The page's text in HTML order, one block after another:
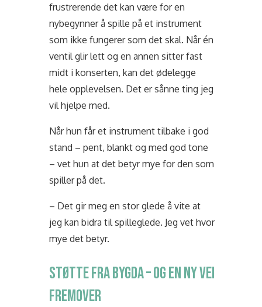
frustrerende det kan være for en
nybegynner å spille på et instrument
som ikke fungerer som det skal. Når én
ventil glir lett og en annen sitter fast
midt i konserten, kan det ødelegge
hele opplevelsen. Det er sånne ting jeg
vil hjelpe med.
Når hun får et instrument tilbake i god
stand – pent, blankt og med god tone
– vet hun at det betyr mye for den som
spiller på det.
– Det gir meg en stor glede å vite at
jeg kan bidra til spilleglede. Jeg vet hvor
mye det betyr.
STØTTE FRA BYGDA – OG EN NY VEI
FREMOVER